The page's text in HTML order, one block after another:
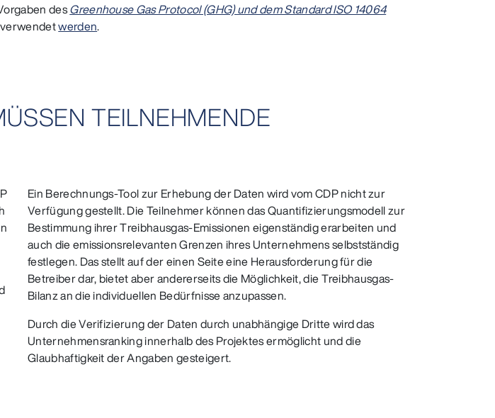
desGreenhouse Gas Protocol (GHG) und dem Standard ISO 14064
verwendetwerden.
TEILNEHMENDE
Ein Berechnungs-Tool zur Erhebung der Daten wird vom CDP nicht zur
Verfügung gestellt. Die Teilnehmer können das Quantifizierungsmodell zur
Bestimmung ihrer Treibhausgas-Emissionen eigenständig erarbeiten und
auch die emissionsrelevanten Grenzen ihres Unternehmens selbstständig
festlegen. Das stellt auf der einen Seite eine Herausforderung für die
Betreiber dar, bietet aber andererseits die Möglichkeit, die Treibhausgas-
Bilanz an die individuellen Bedürfnisse anzupassen.
Durch die Verifizierung der Daten durch unabhängige Dritte wird das
Unternehmensranking innerhalb des Projektes ermöglicht und die
Glaubhaftigkeit der Angaben gesteigert.